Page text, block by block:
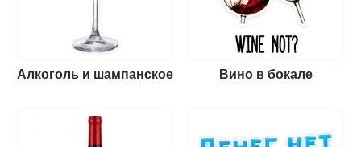
Алкоголь и шампанское Вино в бокале